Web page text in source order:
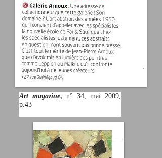
Art magazine, n° 34, mai 2009,
p.43